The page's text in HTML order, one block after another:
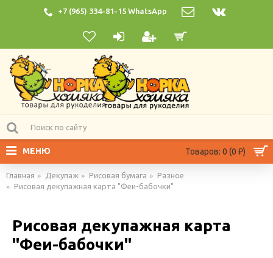
+7 (965) 334-81-15 WhatsApp
Товаров: 0 (0 ₽)
МЕНЮ
Главная Декупаж Рисовая бумага
Разное
Рисовая декупажная карта "Феи-бабочки"
Рисовая декупажная карта
"Феи-бабочки"